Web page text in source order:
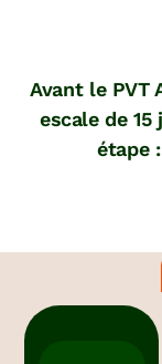
Avant le PVT
escale de
étape